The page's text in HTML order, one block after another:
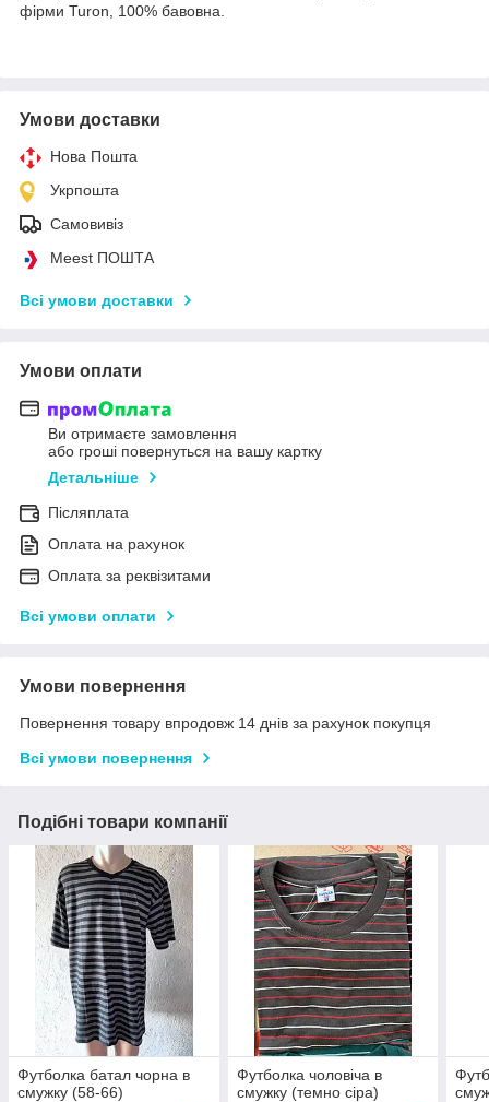
фірми Turon, 100% бавовна.
Умови доставки
Нова Пошта
Укрпошта
Самовивіз
Meest ПОШТА
Всі умови доставки
Умови оплати
Ви отримаєте замовлення
або гроші повернуться на вашу картку
Детальніше
Післяплата
Оплата на рахунок
Оплата за реквізитами
Всі умови оплати
Умови повернення
Повернення товару впродовж 14 днів за рахунок покупця
Всі умови повернення
Подібні товари компанії
Футболка батал чорна в
смужку (58-66)
Футболка чоловіча в
смужку (темно сіра)